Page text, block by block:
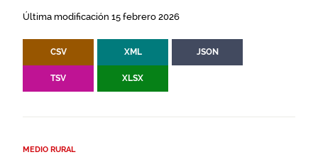
Última modificación 15 febrero 2026
CSV XML JSON
TSV XLSX
MEDIO RURAL